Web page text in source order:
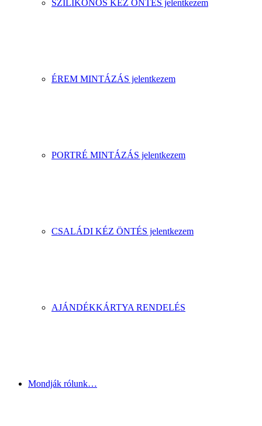
SZILIKONOS KÉZ ÖNTÉS jelentkezem
ÉREM MINTÁZÁS jelentkezem
PORTRÉ MINTÁZÁS jelentkezem
CSALÁDI KÉZ ÖNTÉS jelentkezem
AJÁNDÉKKÁRTYA RENDELÉS
Mondják rólunk…